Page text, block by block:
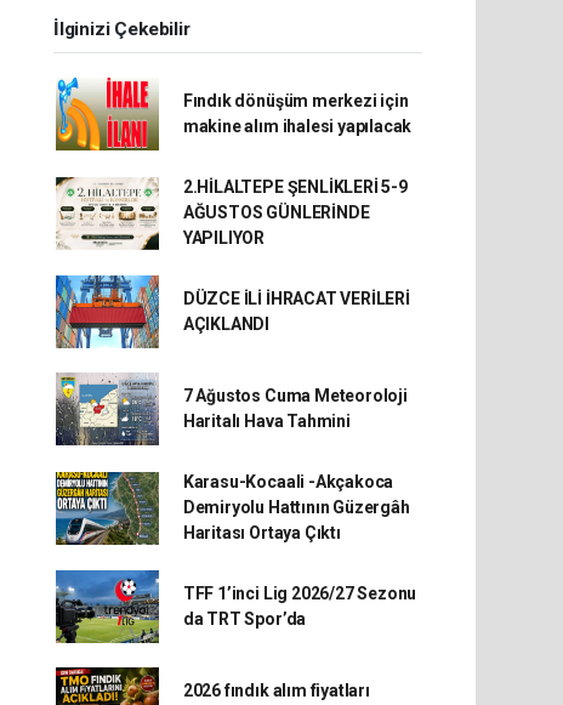
İlginizi Çekebilir
Fındık dönüşüm merkezi için
makine alım ihalesi yapılacak
2.HİLALTEPE ŞENLİKLERİ 5-9
AĞUSTOS GÜNLERİNDE
YAPILIYOR
DÜZCE İLİ İHRACAT VERİLERİ
AÇIKLANDI
7 Ağustos Cuma Meteoroloji
Haritalı Hava Tahmini
Karasu-Kocaali -Akçakoca
Demiryolu Hattının Güzergâh
Haritası Ortaya Çıktı
TFF 1’inci Lig 2026/27 Sezonu
da TRT Spor’da
2026 fındık alım fiyatları